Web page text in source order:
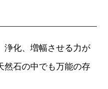
浄化、増幅させる力が
然石の中でも万能の存